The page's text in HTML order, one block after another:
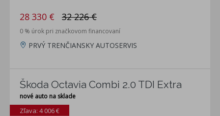
28 330 € 32 226 €
0 % úrok pri značkovom financovaní
PRVÝ TRENČIANSKY AUTOSERVIS
Škoda Octavia Combi 2.0 TDI Extra
nové auto na sklade
Zľava: 4 006 €